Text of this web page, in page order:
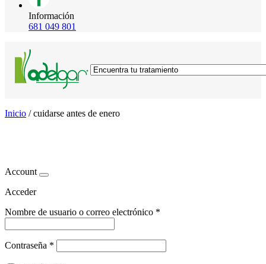
Información
681 049 801
Inicio /cuidarse antes de enero
Account
Acceder
Nombre de usuario o correo electrónico *
Contraseña *